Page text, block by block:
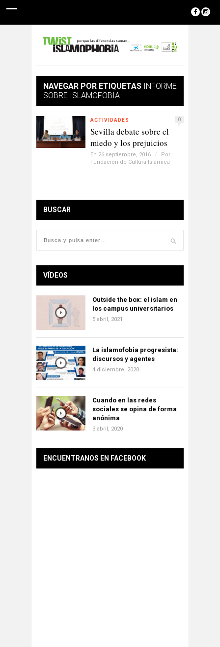
NAVEGAR POR ETIQUETAS INFORME
SOBRE ISLAMOFOBIA
ACTIVIDADES 0
Sevilla debate sobre el
miedo y los prejuicios
En 26 septiembre, 2016 /
Por
Fundación de Cultura Islámica
BUSCAR
VÍDEOS
Outside the box: el islam en
los campus universitarios
5 abril, 2021
La islamofobia progresista:
discursos y agentes
4 diciembre, 2020
Cuando en las redes
sociales se opina de forma
anónima
3 abril, 2020
ENCUENTRANOS EN FACEBOOK